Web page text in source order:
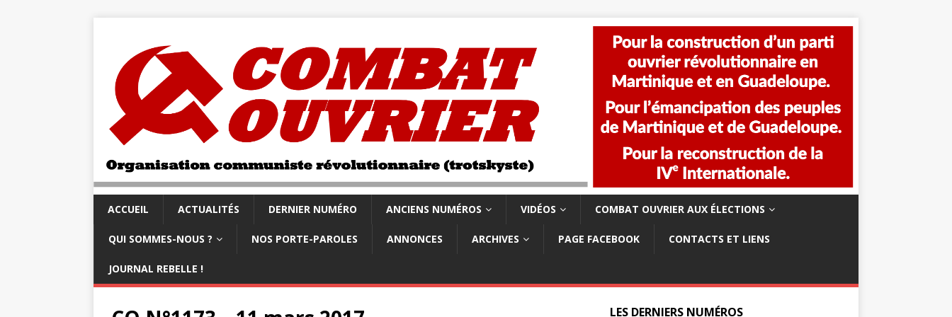
ACCUEIL ACTUALITÉS DERNIER NUMÉRO ANCIENS NUMÉROS VIDÉOS COMBAT OUVRIER AUX ÉLECTIONS
QUI SOMMES-NOUS ? NOS PORTE-PAROLES ANNONCES ARCHIVES PAGE FACEBOOK CONTACTS ET LIENS
JOURNAL REBELLE !
LES DERNIERS NUMÉROS